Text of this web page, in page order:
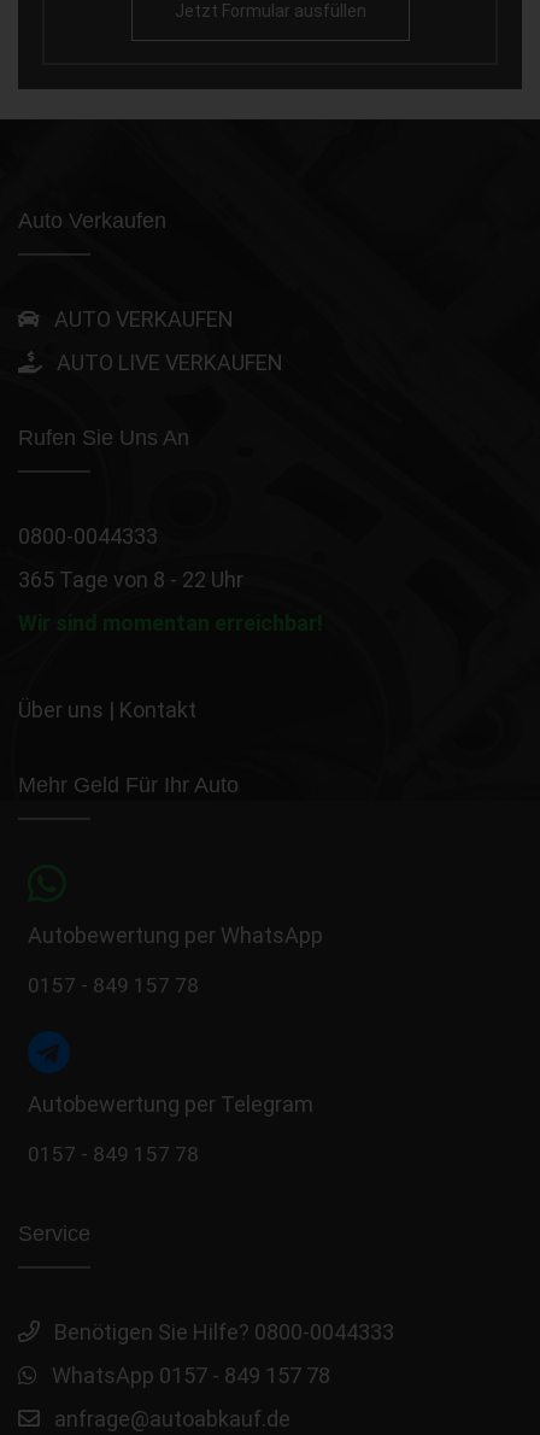
Jetzt Formular ausfüllen
Auto Verkaufen
AUTO VERKAUFEN
AUTO LIVE VERKAUFEN
Rufen Sie Uns An
0800-0044333
365 Tage von 8 - 22 Uhr
Wir sind momentan erreichbar!
Über uns | Kontakt
Mehr Geld Für Ihr Auto
Autobewertung per WhatsApp
0157 - 849 157 78
Autobewertung per Telegram
0157 - 849 157 78
Service
Benötigen Sie Hilfe? 0800-0044333
WhatsApp 0157 - 849 157 78
anfrage@autoabkauf.de